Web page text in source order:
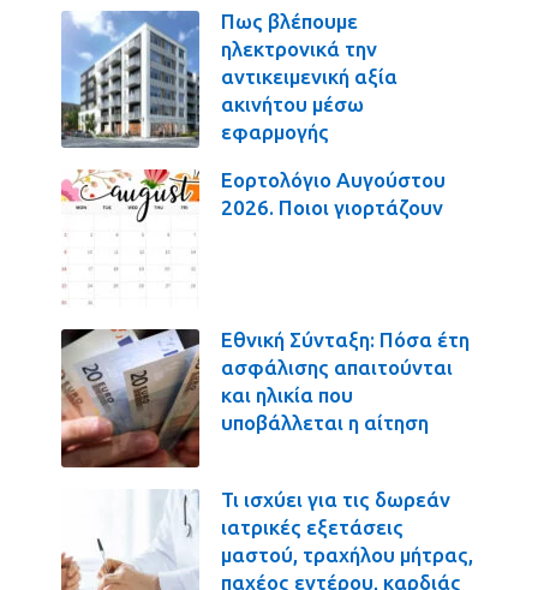
Πως βλέπουμε
ηλεκτρονικά την
αντικειμενική αξία
ακινήτου μέσω
εφαρμογής
Εορτολόγιο Αυγούστου
2026. Ποιοι γιορτάζουν
Εθνική Σύνταξη: Πόσα έτη
ασφάλισης απαιτούνται
και ηλικία που
υποβάλλεται η αίτηση
Τι ισχύει για τις δωρεάν
ιατρικές εξετάσεις
μαστού, τραχήλου μήτρας,
παχέος εντέρου, καρδιάς